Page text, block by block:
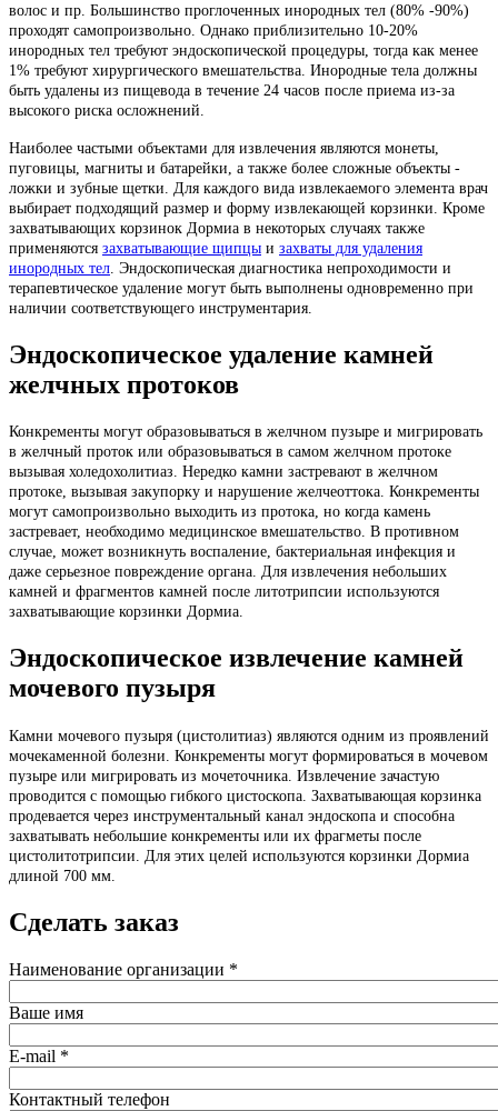
волос и пр. Большинство проглоченных инородных тел (80% -90%)
проходят самопроизвольно. Однако приблизительно 10-20%
инородных тел требуют эндоскопической процедуры, тогда как менее
1% требуют хирургического вмешательства. Инородные тела должны
быть удалены из пищевода в течение 24 часов после приема из-за
высокого риска осложнений.
Наиболее частыми объектами для извлечения являются монеты,
пуговицы, магниты и батарейки, а также более сложные объекты -
ложки и зубные щетки. Для каждого вида извлекаемого элемента врач
выбирает подходящий размер и форму извлекающей корзинки. Кроме
захватывающих корзинок Дормиа в некоторых случаях также
применяются захватывающие щипцы и захваты для удаления
инородных тел . Эндоскопическая диагностика непроходимости и
терапевтическое удаление могут быть выполнены одновременно при
наличии соответствующего инструментария.
Эндоскопическое удаление камней
желчных протоков
Конкременты могут образовываться в желчном пузыре и мигрировать
в желчный проток или образовываться в самом желчном протоке
вызывая холедохолитиаз. Нередко камни застревают в желчном
протоке, вызывая закупорку и нарушение желчеоттока. Конкременты
могут самопроизвольно выходить из протока, но когда камень
застревает, необходимо медицинское вмешательство. В противном
случае, может возникнуть воспаление, бактериальная инфекция и
даже серьезное повреждение органа. Для извлечения небольших
камней и фрагментов камней после литотрипсии используются
захватывающие корзинки Дормиа.
Эндоскопическое извлечение камней
мочевого пузыря
Камни мочевого пузыря (цистолитиаз) являются одним из проявлений
мочекаменной болезни. Конкременты могут формироваться в мочевом
пузыре или мигрировать из мочеточника. Извлечение зачастую
проводится с помощью гибкого цистоскопа. Захватывающая корзинка
продевается через инструментальный канал эндоскопа и способна
захватывать небольшие конкременты или их фрагметы после
цистолитотрипсии. Для этих целей используются корзинки Дормиа
длиной 700 мм.
Сделать заказ
Наименование организации *
Ваше имя
E-mail *
Контактный телефон